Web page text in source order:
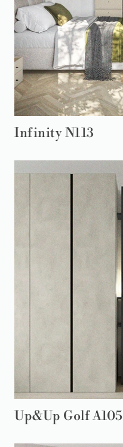
Infinity N113
Up&Up Golf A105